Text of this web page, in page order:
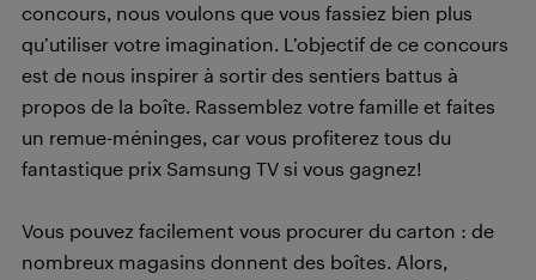
concours, nous voulons que vous fassiez bien plus
qu’utiliser votre imagination. L’objectif de ce concours
est de nous inspirer à sortir des sentiers battus à
propos de la boîte. Rassemblez votre famille et faites
un remue-méninges, car vous profiterez tous du
fantastique prix Samsung TV si vous gagnez!
Vous pouvez facilement vous procurer du carton : de
nombreux magasins donnent des boîtes. Alors,